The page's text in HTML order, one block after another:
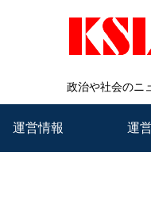
政治や社会のニ
運営情報 運